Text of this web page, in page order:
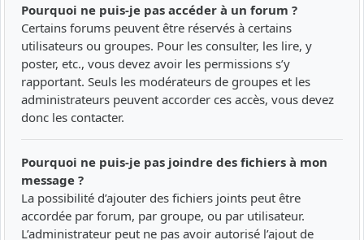
Pourquoi ne puis-je pas accéder à un forum ?
Certains forums peuvent être réservés à certains
utilisateurs ou groupes. Pour les consulter, les lire, y
poster, etc., vous devez avoir les permissions s’y
rapportant. Seuls les modérateurs de groupes et les
administrateurs peuvent accorder ces accès, vous devez
donc les contacter.
Pourquoi ne puis-je pas joindre des fichiers à mon
message ?
La possibilité d’ajouter des fichiers joints peut être
accordée par forum, par groupe, ou par utilisateur.
L’administrateur peut ne pas avoir autorisé l’ajout de